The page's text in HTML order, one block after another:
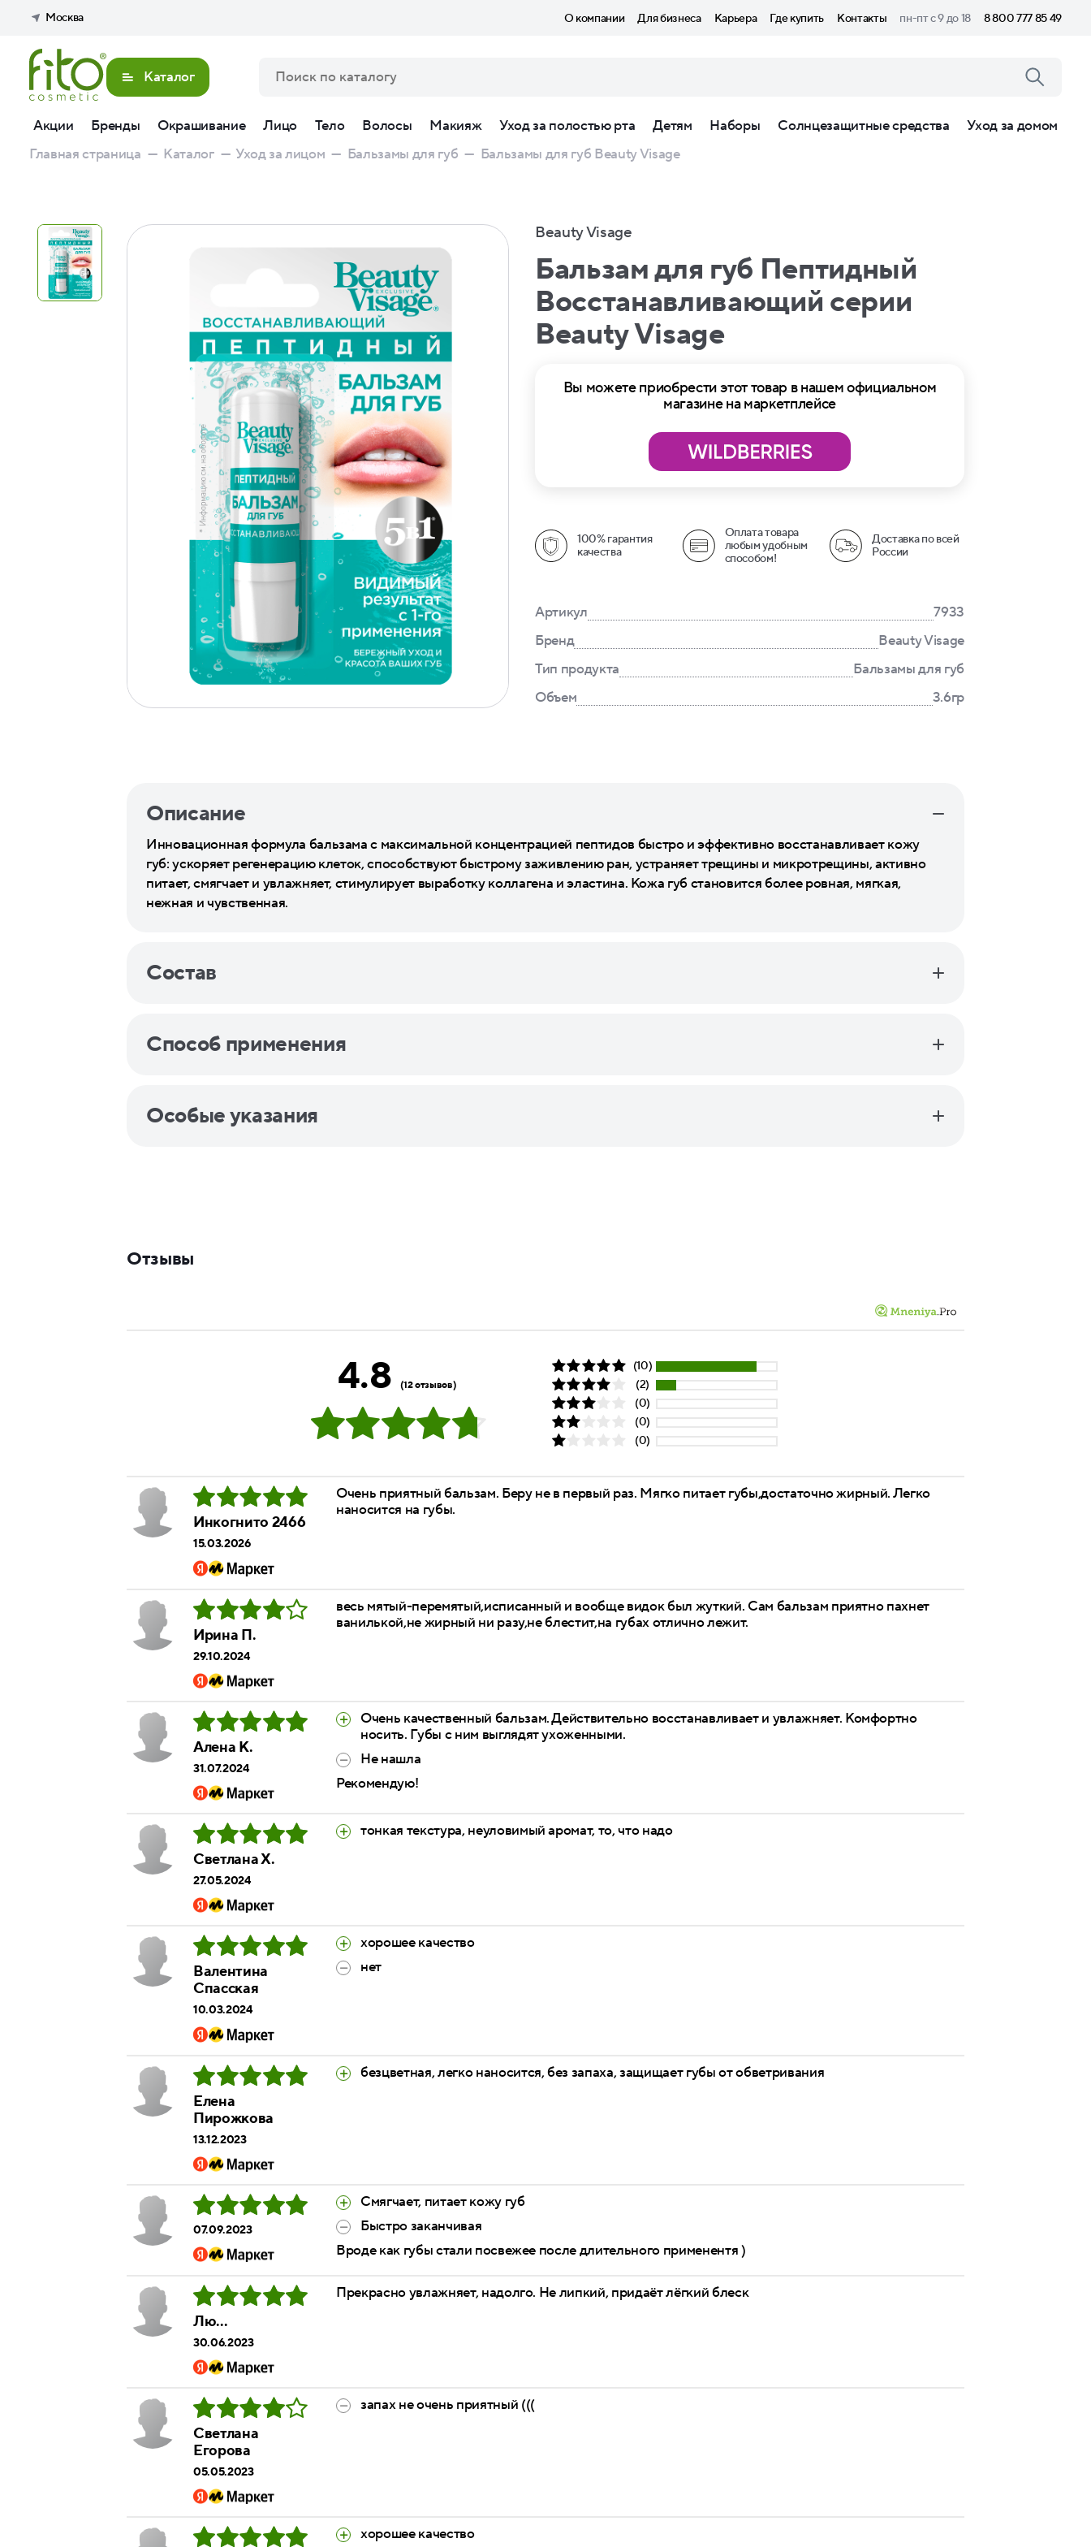
Москва О компании Для бизнеса Карьера Где купить Контакты пн-пт с 9 до 18 8 800 777 85 49
Каталог
Акции Бренды Окрашивание Лицо Тело Волосы Макияж Уход за полостью рта Детям Наборы Солнцезащитные средства
Уход за домом
Главная страница — Каталог — Уход за лицом — Бальзамы для губ — Бальзамы для губ Beauty Visage
Beauty Visage
Бальзам для губ Пептидный
Восстанавливающий серии
Beauty Visage
Вы можете приобрести этот товар в нашем официальном
магазине на маркетплейсе
100% гарантия
качества
Оплата товара
любым удобным
способом!
Доставка по всей
России
Артикул
7933
Бренд
Beauty Visage
Тип продукта
Бальзамы для губ
Объем
3.6гр
Описание
Инновационная формула бальзама с максимальной концентрацией пептидов быстро и эффективно восстанавливает кожу
губ: ускоряет регенерацию клеток, способствуют быстрому заживлению ран, устраняет трещины и микротрещины, активно
питает, смягчает и увлажняет, стимулирует выработку коллагена и эластина. Кожа губ становится более ровная, мягкая,
нежная и чувственная.
Состав
Способ применения
Особые указания
Отзывы
4.8 (12 отзывов)
(10)
(2)
(0)
(0)
(0)
Инкогнито 2466
15.03.2026
Очень приятный бальзам. Беру не в первый раз. Мягко питает губы,достаточно жирный. Легко
наносится на губы.
Ирина П.
29.10.2024
весь мятый-перемятый,исписанный и вообще видок был жуткий. Сам бальзам приятно пахнет
ванилькой,не жирный ни разу,не блестит,на губах отлично лежит.
Алена К.
31.07.2024
Очень качественный бальзам. Действительно восстанавливает и увлажняет. Комфортно
носить. Губы с ним выглядят ухоженными.
Не нашла
Рекомендую!
Светлана Х.
27.05.2024
тонкая текстура, неуловимый аромат, то, что надо
Валентина
Спасская
10.03.2024
хорошее качество
нет
Елена
Пирожкова
13.12.2023
безцветная, легко наносится, без запаха, защищает губы от обветривания
07.09.2023
Смягчает, питает кожу губ
Быстро заканчивая
Вроде как губы стали посвежее после длительного применентя )
Лю...
30.06.2023
Прекрасно увлажняет, надолго. Не липкий, придаёт лёгкий блеск
Светлана
Егорова
05.05.2023
запах не очень приятный (((
хорошее качество